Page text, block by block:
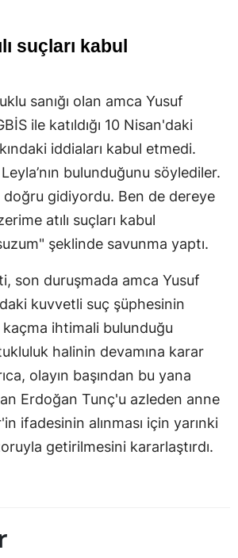
suçları kabul
sanığı olan amca Yusuf
ile katıldığı 10 Nisan'daki
iddiaları kabul etmedi.
bulunduğunu söylediler.
gidiyordu. Ben de dereye
atılı suçları kabul
şeklinde savunma yaptı.
son duruşmada amca Yusuf
kuvvetli suç şüphesinin
ihtimali bulunduğu
halinin devamına karar
olayın başından bu yana
Erdoğan Tunç'u azleden anne
ifadesinin alınması için yarınki
getirilmesini kararlaştırdı.